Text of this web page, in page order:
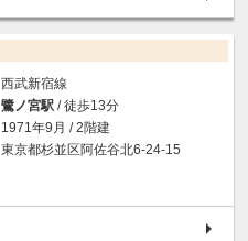
西武新宿線
鷺ノ宮駅 / 徒歩13分
1971年9月 / 2階建
東京都杉並区阿佐谷北6-24-15